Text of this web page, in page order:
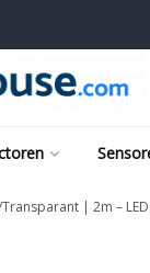
Transparant | 2m –